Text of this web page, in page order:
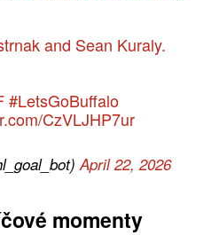
and Sean Kuraly.
#LetsGoBuffalo
CzVLJHP7ur
April 22, 2026
momenty